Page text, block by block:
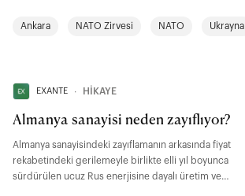
Ankara NATO Zirvesi NATO Ukrayna
EXANTE ∙ HİKAYE
Almanya sanayisi neden zayıflıyor?
Almanya sanayisindeki zayıflamanın arkasında fiyat
rekabetindeki gerilemeyle birlikte elli yıl boyunca
sürdürülen ucuz Rus enerjisine dayalı üretim ve